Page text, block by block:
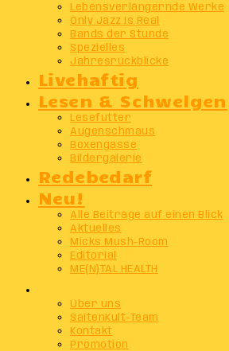
Lebensverlängernde Werke
Only Jazz Is Real
Bands der Stunde
Spezielles
Jahresrückblicke
Livehaftig
Lesen & Schwelgen
Lesefutter
Augenschmaus
Boxengasse
Bildergalerie
Redebedarf
Neu!
Alle Beiträge auf einen Blick
Aktuelles
Micks Mush-Room
Editorial
ME(N)TAL HEALTH
Über uns
SaitenKult-Team
Kontakt
Promotion